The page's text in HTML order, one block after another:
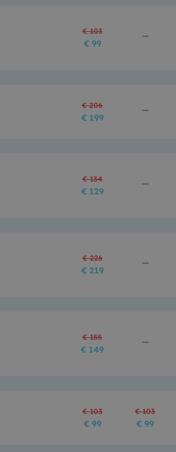
€ 103
€ 99
€ 206
€ 199
€ 134
€ 129
€ 226
€ 219
€ 155
€ 149
€ 103
€ 99
€ 103
€ 99